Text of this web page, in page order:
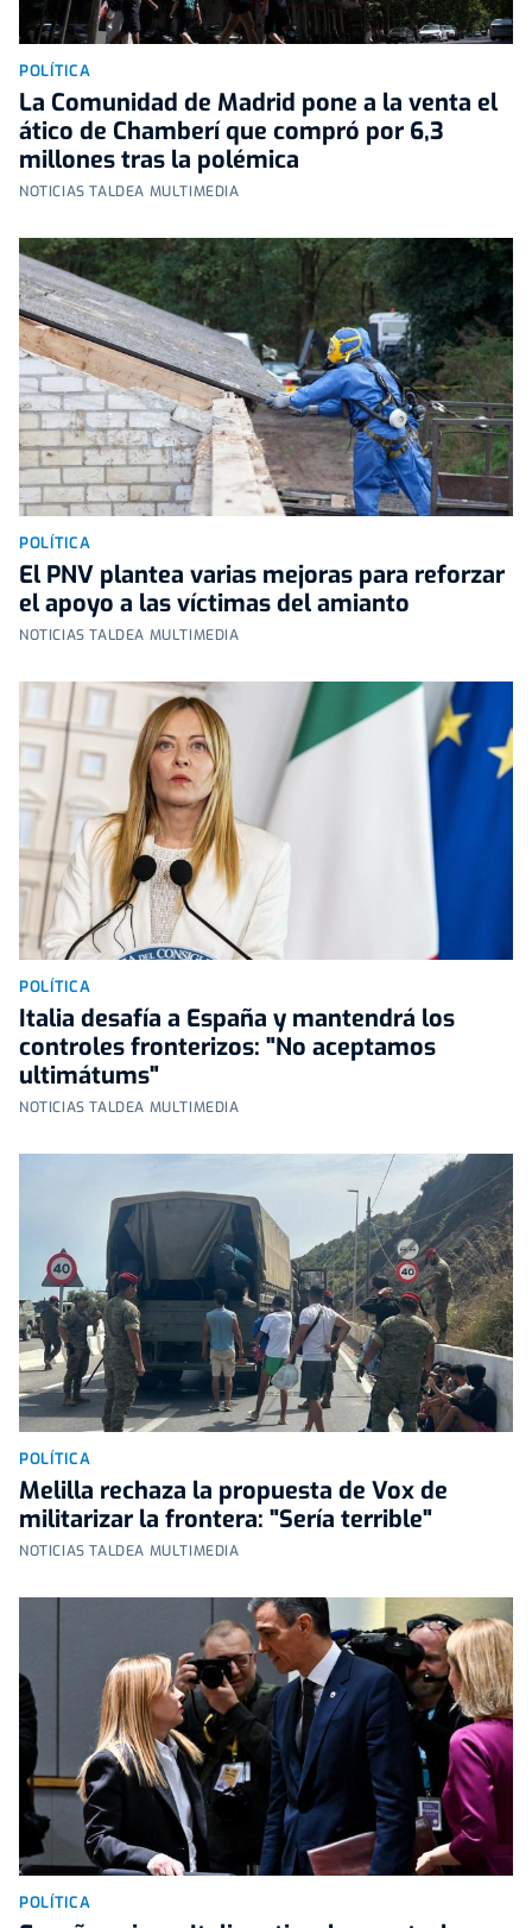
POLÍTICA
La Comunidad de Madrid pone a la venta el
ático de Chamberí que compró por 6,3
millones tras la polémica
NOTICIAS TALDEA MULTIMEDIA
POLÍTICA
El PNV plantea varias mejoras para reforzar
el apoyo a las víctimas del amianto
NOTICIAS TALDEA MULTIMEDIA
POLÍTICA
Italia desafía a España y mantendrá los
controles fronterizos: "No aceptamos
ultimátums"
NOTICIAS TALDEA MULTIMEDIA
POLÍTICA
Melilla rechaza la propuesta de Vox de
militarizar la frontera: "Sería terrible"
NOTICIAS TALDEA MULTIMEDIA
POLÍTICA